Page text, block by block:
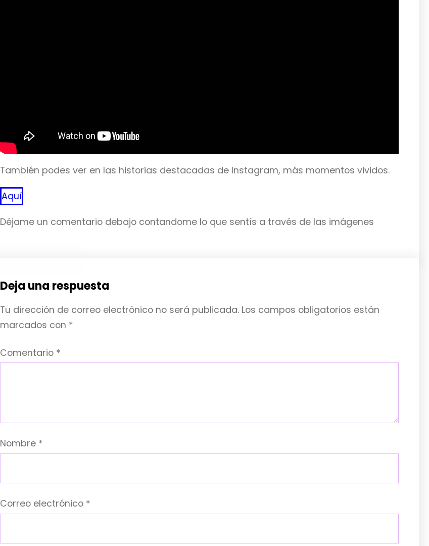
También podes ver en las historias destacadas de Instagram, más momentos vividos.
Aquí
Déjame un comentario debajo contandome lo que sentís a través de las imágenes
Deja una respuesta
Tu dirección de correo electrónico no será publicada. Los campos obligatorios están
marcados con *
Comentario *
Nombre *
Correo electrónico *